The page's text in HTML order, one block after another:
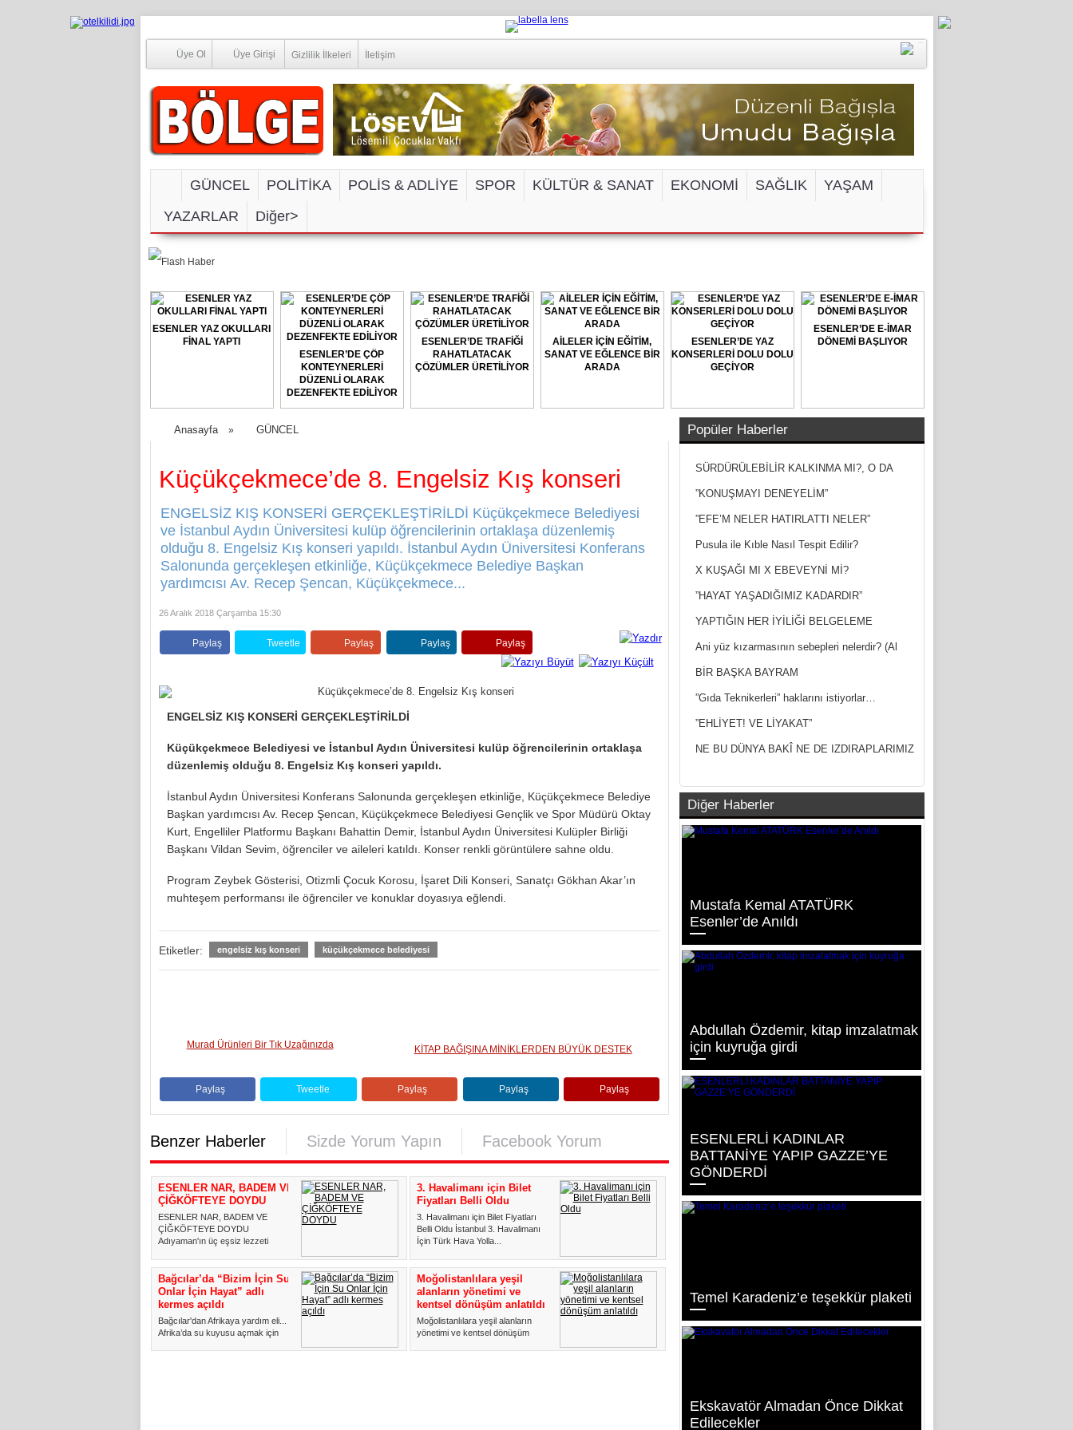
Üye Ol Üye Girişi Gizlilik İlkeleri İletişim
GÜNCEL POLİTİKA POLİS & ADLİYE SPOR KÜLTÜR & SANAT EKONOMİ SAĞLIK
YAŞAM
YAZARLAR
Diğer>
ESENLER YAZ OKULLARI
FİNAL YAPTI
ESENLER’DE ÇÖP
KONTEYNERLERİ
DÜZENLİ OLARAK
DEZENFEKTE EDİLİYOR
ESENLER’DE TRAFİĞİ
RAHATLATACAK
ÇÖZÜMLER ÜRETİLİYOR
AİLELER İÇİN EĞİTİM,
SANAT VE EĞLENCE BİR
ARADA
ESENLER’DE YAZ
KONSERLERİ DOLU DOLU
GEÇİYOR
ESENLER’DE E-İMAR
DÖNEMİ BAŞLIYOR
Anasayfa » GÜNCEL
Küçükçekmece’de 8. Engelsiz Kış konseri
ENGELSİZ KIŞ KONSERİ GERÇEKLEŞTİRİLDİ Küçükçekmece Belediyesi
ve İstanbul Aydın Üniversitesi kulüp öğrencilerinin ortaklaşa düzenlemiş
olduğu 8. Engelsiz Kış konseri yapıldı. İstanbul Aydın Üniversitesi Konferans
Salonunda gerçekleşen etkinliğe, Küçükçekmece Belediye Başkan
yardımcısı Av. Recep Şencan, Küçükçekmece...
26 Aralık 2018 Çarşamba 15:30
Paylaş Tweetle Paylaş Paylaş Paylaş
ENGELSİZ KIŞ KONSERİ GERÇEKLEŞTİRİLDİ
Küçükçekmece Belediyesi ve İstanbul Aydın Üniversitesi kulüp öğrencilerinin ortaklaşa
düzenlemiş olduğu 8. Engelsiz Kış konseri yapıldı.
İstanbul Aydın Üniversitesi Konferans Salonunda gerçekleşen etkinliğe, Küçükçekmece Belediye
Başkan yardımcısı Av. Recep Şencan, Küçükçekmece Belediyesi Gençlik ve Spor Müdürü Oktay
Kurt, Engelliler Platformu Başkanı Bahattin Demir, İstanbul Aydın Üniversitesi Kulüpler Birliği
Başkanı Vildan Sevim, öğrenciler ve aileleri katıldı. Konser renkli görüntülere sahne oldu.
Program Zeybek Gösterisi, Otizmli Çocuk Korosu, İşaret Dili Konseri, Sanatçı Gökhan Akar’ın
muhteşem performansı ile öğrenciler ve konuklar doyasıya eğlendi.
Etiketler: engelsiz kış konseri küçükçekmece belediyesi
Murad Ürünleri Bir Tık Uzağınızda KİTAP BAĞIŞINA MİNİKLERDEN BÜYÜK DESTEK
Paylaş Tweetle Paylaş Paylaş Paylaş
Benzer Haberler Sizde Yorum Yapın Facebook Yorum
ESENLER NAR, BADEM VE
ÇİĞKÖFTEYE DOYDU
ESENLER NAR, BADEM VE
ÇİĞKÖFTEYE DOYDU
Adıyaman'ın üç eşsiz lezzeti
3. Havalimanı için Bilet
Fiyatları Belli Oldu
3. Havalimanı için Bilet Fiyatları
Belli Oldu İstanbul 3. Havalimanı
İçin Türk Hava Yolla...
Bağcılar’da “Bizim İçin Su
Onlar İçin Hayat” adlı
kermes açıldı
Bağcılar'dan Afrikaya yardım eli...
Afrika’da su kuyusu açmak için
Moğolistanlılara yeşil
alanların yönetimi ve
kentsel dönüşüm anlatıldı
Moğolistanlılara yeşil alanların
yönetimi ve kentsel dönüşüm
Popüler Haberler
SÜRDÜRÜLEBİLİR KALKINMA MI?, O DA
NEYMİŞ?
”KONUŞMAYI DENEYELİM”
”EFE’M NELER HATIRLATTI NELER”
Pusula ile Kıble Nasıl Tespit Edilir?
X KUŞAĞI MI X EBEVEYNİ Mİ?
”HAYAT YAŞADIĞIMIZ KADARDIR”
YAPTIĞIN HER İYİLİĞİ BELGELEME
Ani yüz kızarmasının sebepleri nelerdir? (Al
Yanak)
BİR BAŞKA BAYRAM
”Gıda Teknikerleri” haklarını istiyorlar…
”EHLİYET! VE LİYAKAT”
NE BU DÜNYA BAKÎ NE DE IZDIRAPLARIMIZ
Diğer Haberler
Mustafa Kemal ATATÜRK
Esenler’de Anıldı
Abdullah Özdemir, kitap imzalatmak
için kuyruğa girdi
ESENLERLİ KADINLAR
BATTANİYE YAPIP GAZZE’YE
GÖNDERDİ
Temel Karadeniz’e teşekkür plaketi
Ekskavatör Almadan Önce Dikkat
Edilecekler